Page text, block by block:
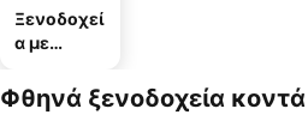
Ξενοδοχεί
α με
Φθηνά ξενοδοχεία